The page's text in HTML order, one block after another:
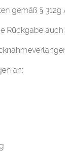
gemäß §
Rückgabe
an: